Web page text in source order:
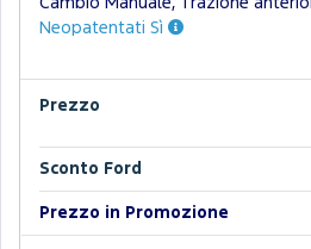
Cambio Manuale, Trazione
Neopatentati Sì
Prezzo
Sconto Ford
Prezzo in Promozione